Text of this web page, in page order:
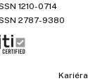
1210-0714
2787-9380
Kariéra